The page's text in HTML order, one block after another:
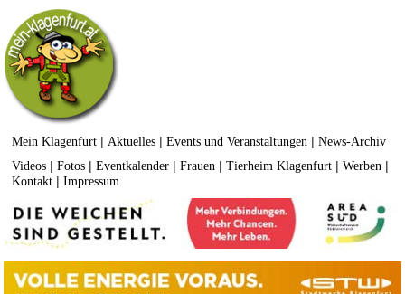
Mein Klagenfurt | Aktuelles |Events und Veranstaltungen |News-Archiv
Videos |Fotos |Eventkalender |Frauen |Tierheim Klagenfurt |Werben |
Kontakt |Impressum